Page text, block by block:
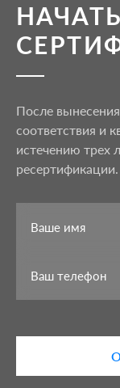
НАЧАТЬ
После
соответствия и
истечению трех
ресертификации.